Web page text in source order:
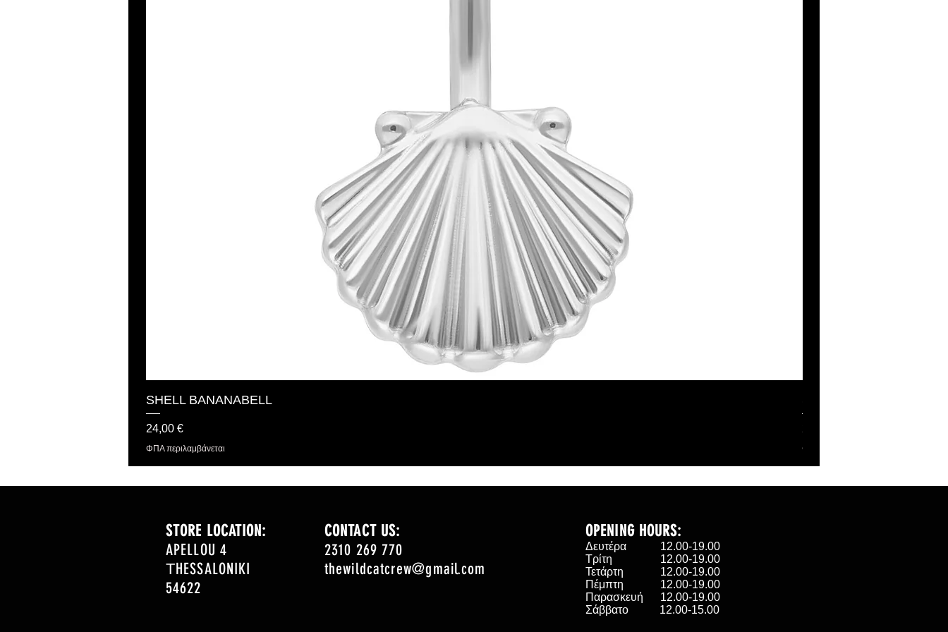
SHELL BANANABELL
Τιμή
24,00 €
ΦΠΑ περιλαμβάνεται ΦΠΑ περιλαμβάνεται
STORE LOCATION:
APELLOU 4
ΤHESSALONIKI
54622
CONTACT US:
2310 269 770
thewildcatcrew@gmail.com
OPENING HOURS:
Δευτέρα 12.00-19.00
Τρίτη 12.00-19.00
Τετάρτη 12.00-19.00
Πέμπτη 12.00-19.00
Παρασκευή 12.00-19.00
Σάββατο 12.00-15.00